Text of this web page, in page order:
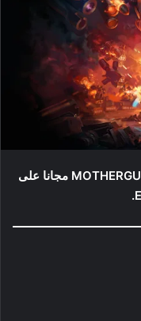
استمتع اليوم بتحميل لعبة الاكشن MOTHERGUNSHIP مجانا على